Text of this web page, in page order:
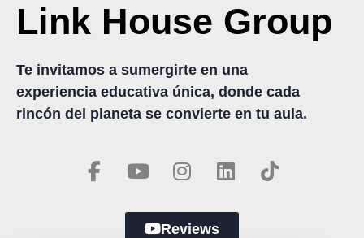
Link House Group
Te invitamos a sumergirte en una
experiencia educativa única, donde cada
rincón del planeta se convierte en tu aula.
Reviews